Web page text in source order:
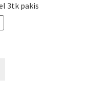
3tk pakis